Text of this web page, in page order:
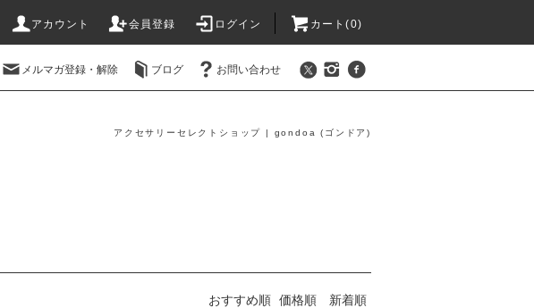
アカウント 会員登録 ログイン カート(0)
メルマガ登録・解除 ブログ お問い合わせ
アクセサリーセレクトショップ | gondoa (ゴンドア)
おすすめ順 価格順 新着順